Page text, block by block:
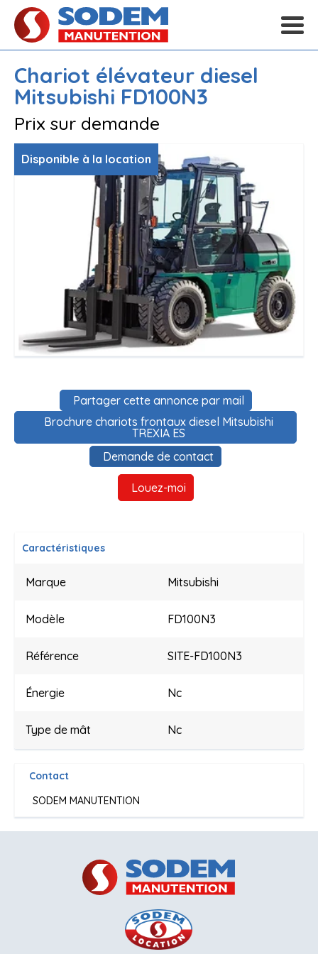
Chariot élévateur diesel
Mitsubishi FD100N3
Prix sur demande
Disponible à la location
Demande de contact
Partager cette annonce par mail
Brochure chariots frontaux diesel Mitsubishi
TREXIA ES
Caractéristiques
Marque Mitsubishi
Modèle FD100N3
Référence SITE-FD100N3
Énergie Nc
Type de mât Nc
Contact
SODEM MANUTENTION
Louez-moi